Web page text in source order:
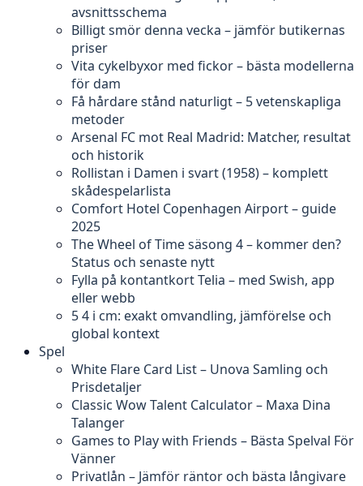
avsnittsschema
Billigt smör denna vecka – jämför butikernas
priser
Vita cykelbyxor med fickor – bästa modellerna
för dam
Få hårdare stånd naturligt – 5 vetenskapliga
metoder
Arsenal FC mot Real Madrid: Matcher, resultat
och historik
Rollistan i Damen i svart (1958) – komplett
skådespelarlista
Comfort Hotel Copenhagen Airport – guide
2025
The Wheel of Time säsong 4 – kommer den?
Status och senaste nytt
Fylla på kontantkort Telia – med Swish, app
eller webb
5 4 i cm: exakt omvandling, jämförelse och
global kontext
Spel
White Flare Card List – Unova Samling och
Prisdetaljer
Classic Wow Talent Calculator – Maxa Dina
Talanger
Games to Play with Friends – Bästa Spelval För
Vänner
Privatlån – Jämför räntor och bästa långivare